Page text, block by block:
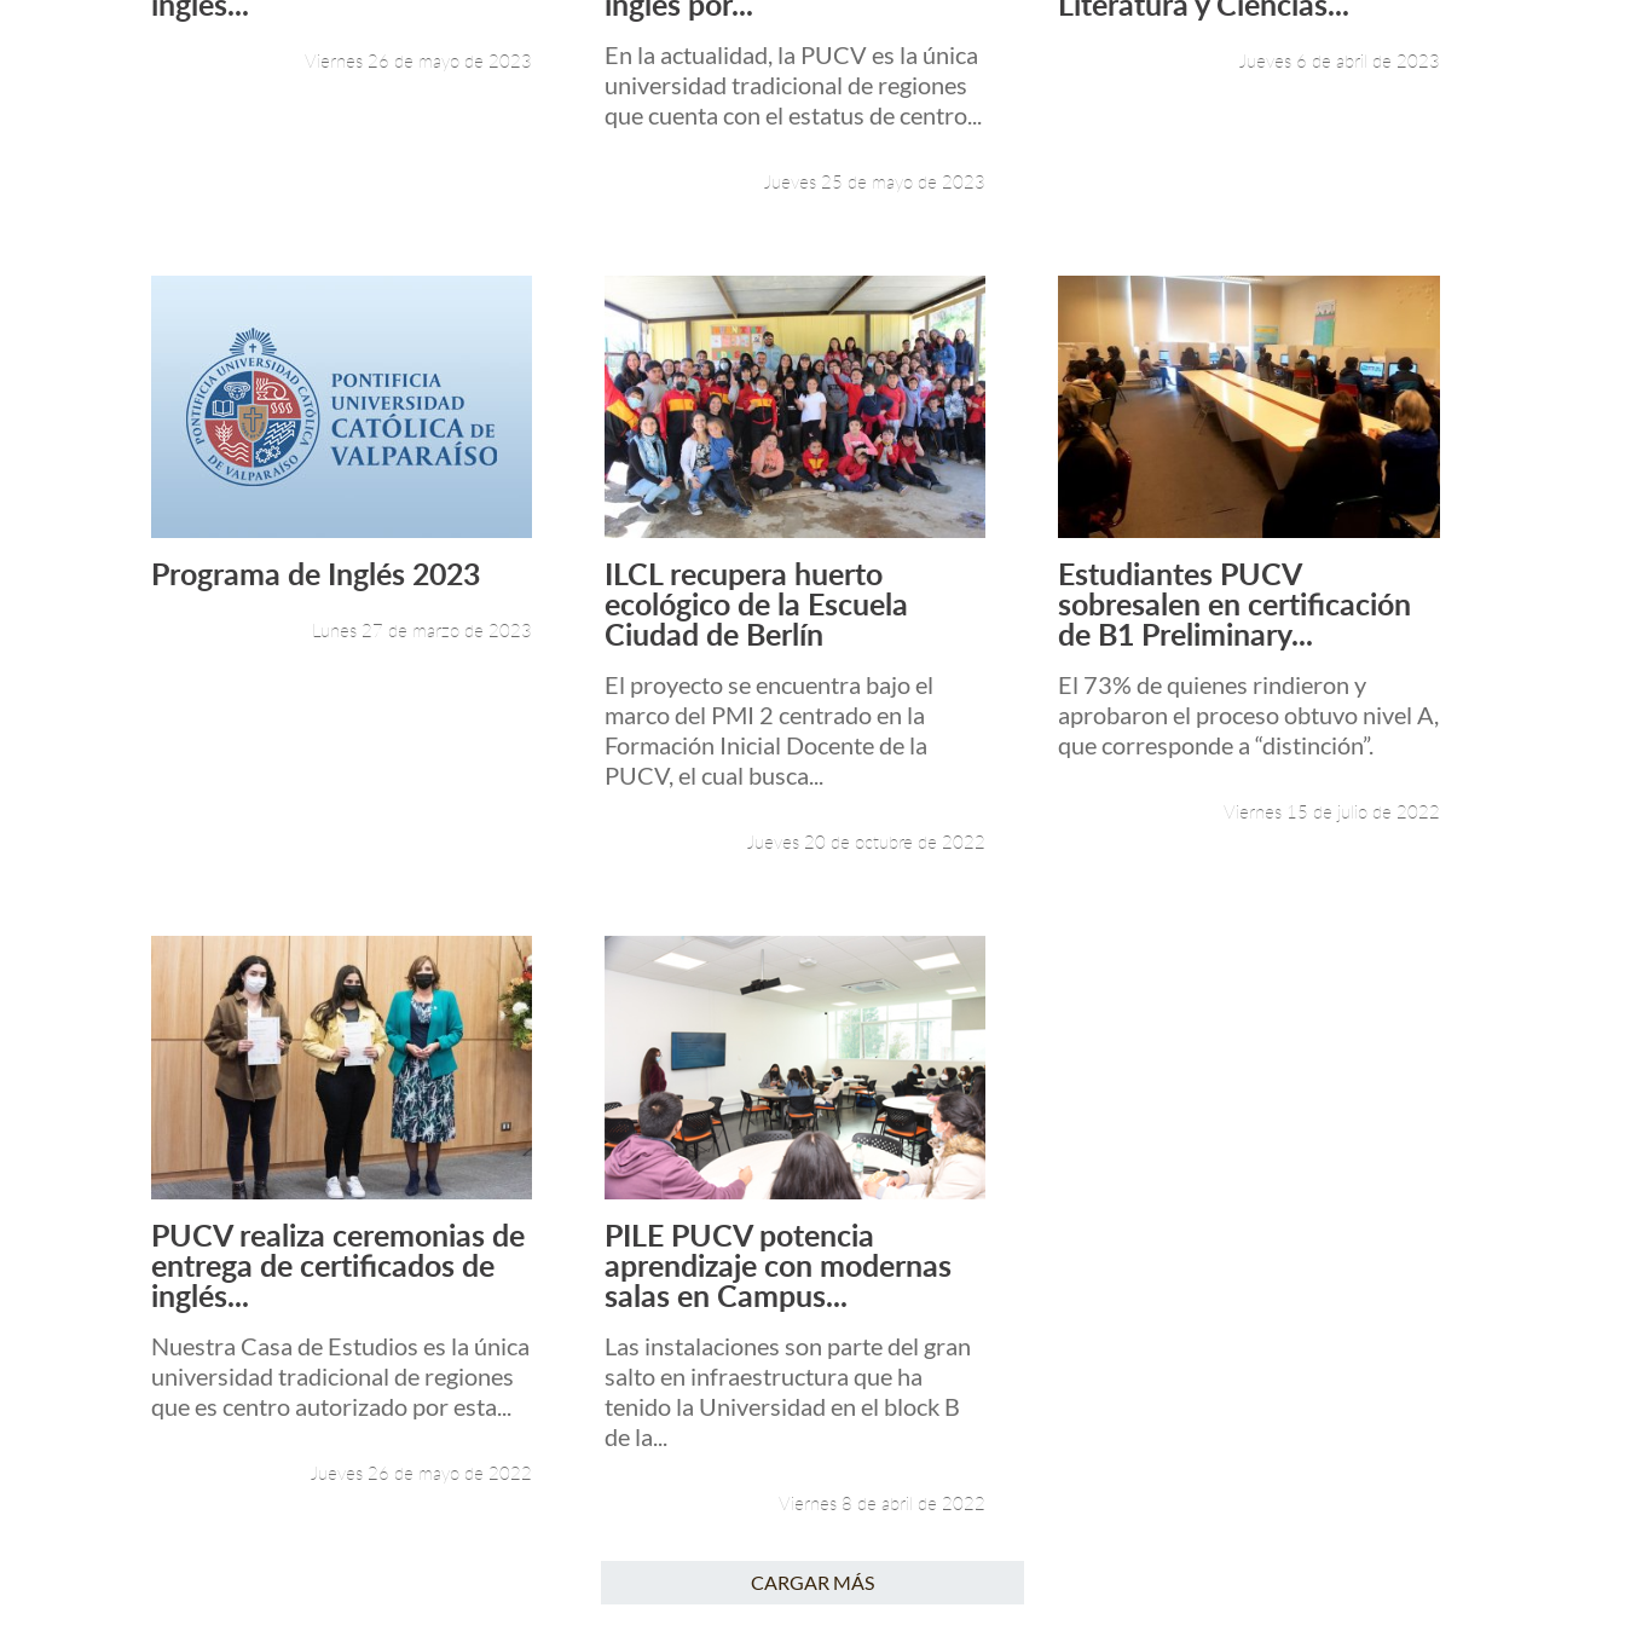
Viernes 26 de mayo de 2023
En la actualidad, la PUCV es la única
universidad tradicional de regiones
que cuenta con el estatus de centro...
Jueves 25 de mayo de 2023
Jueves 6 de abril de 2023
Leer más +
Programa de Inglés 2023
Lunes 27 de marzo de 2023
Leer más +
ILCL recupera huerto
ecológico de la Escuela
Ciudad de Berlín
El proyecto se encuentra bajo el
marco del PMI 2 centrado en la
Formación Inicial Docente de la
PUCV, el cual busca...
Jueves 20 de octubre de 2022
Leer más +
Estudiantes PUCV
sobresalen en certificación
de B1 Preliminary...
El 73% de quienes rindieron y
aprobaron el proceso obtuvo nivel A,
que corresponde a “distinción”.
Viernes 15 de julio de 2022
Leer más +
PUCV realiza ceremonias de
entrega de certificados de
inglés...
Nuestra Casa de Estudios es la única
universidad tradicional de regiones
que es centro autorizado por esta...
Jueves 26 de mayo de 2022
Leer más +
PILE PUCV potencia
aprendizaje con modernas
salas en Campus...
Las instalaciones son parte del gran
salto en infraestructura que ha
tenido la Universidad en el block B
de la...
Viernes 8 de abril de 2022
CARGAR MÁS